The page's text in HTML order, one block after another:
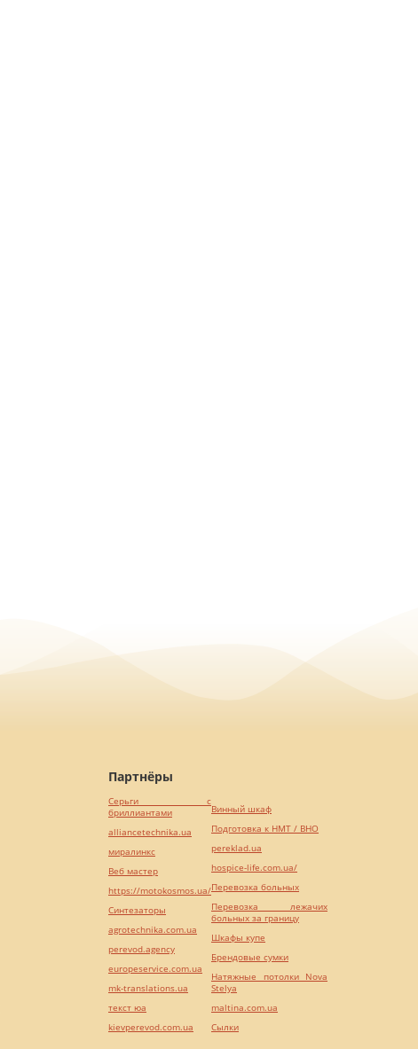
Партнёры
Серьги с
бриллиантами
alliancetechnika.ua
миралинкс
Веб мастер
https://motokosmos.ua/
Синтезаторы
agrotechnika.com.ua
perevod.agency
europeservice.com.ua
mk-translations.ua
текст юа
kievperevod.com.ua
Винный шкаф
Подготовка к НМТ / ВНО
pereklad.ua
hospice-life.com.ua/
Перевозка больных
Перевозка лежачих
больных за границу
Шкафы купе
Брендовые сумки
Натяжные потолки Nova
Stelya
maltina.com.ua
Cылки